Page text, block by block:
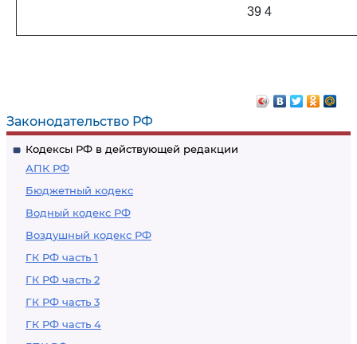
Законодательство РФ
Кодексы РФ в действующей редакции
АПК РФ
Бюджетный кодекс
Водный кодекс РФ
Воздушный кодекс РФ
ГК РФ часть 1
ГК РФ часть 2
ГК РФ часть 3
ГК РФ часть 4
39 4